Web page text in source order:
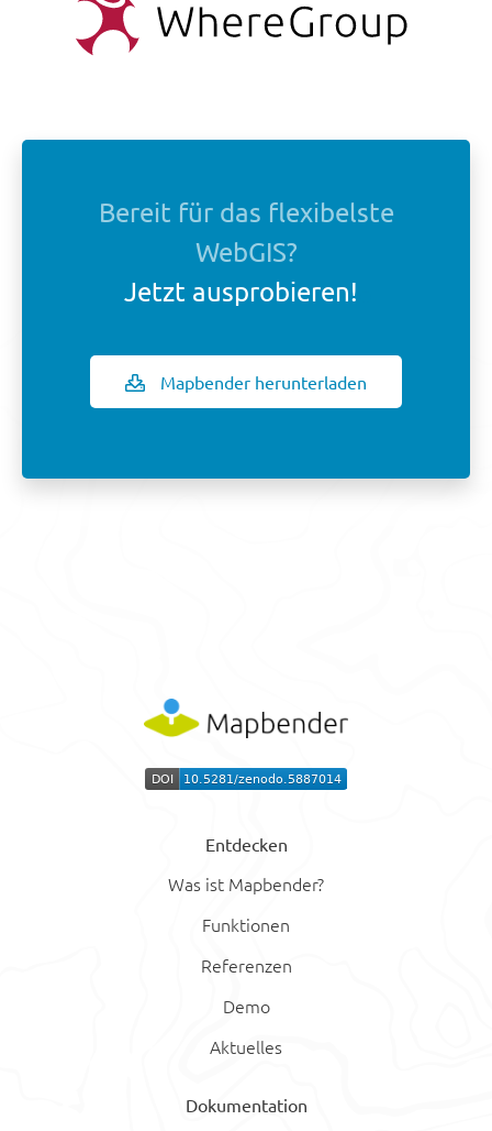
Bereit für das flexibelste
WebGIS?
Jetzt ausprobieren!
Mapbender herunterladen
Entdecken
Was ist Mapbender?
Funktionen
Referenzen
Demo
Aktuelles
Dokumentation